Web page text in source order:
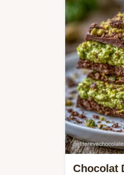
de la
montage.
gourmand.
Chocolat